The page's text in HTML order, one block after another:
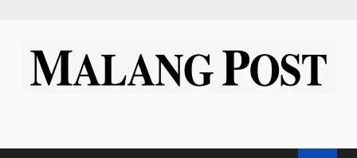
content